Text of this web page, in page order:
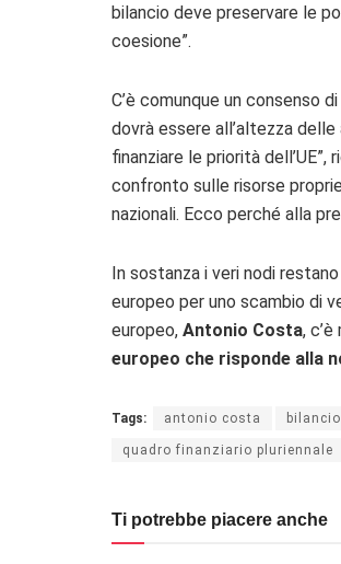
bilancio deve preservare le
coesione”.
C’è comunque un consenso
dovrà essere all’altezza delle
finanziare le priorità
confronto sulle risorse
nazionali. Ecco perché alla
In sostanza i veri nodi
europeo per uno scambio di
europeo, Antonio Costa,
europeo che risponde alla
Tags: antonio costa bilancio
quadro finanziario pluriennale
Ti potrebbe piacere anche